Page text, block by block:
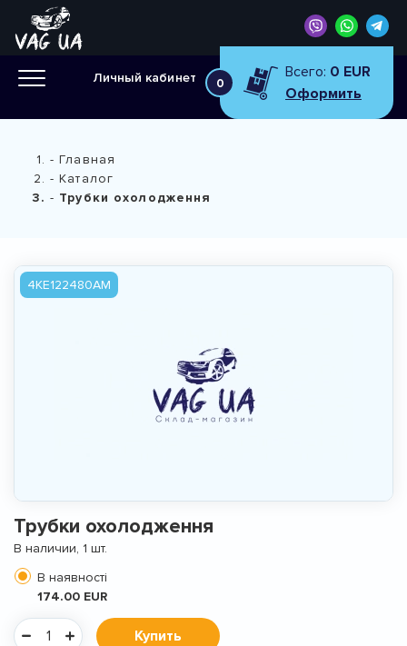
Личный кабинет 0
Всего: 0 EUR
Оформить
Главная
Каталог
Трубки охолодження
4KE122480AM
Трубки охолодження
В наличии, 1 шт.
В наявності
174.00 EUR
Купить